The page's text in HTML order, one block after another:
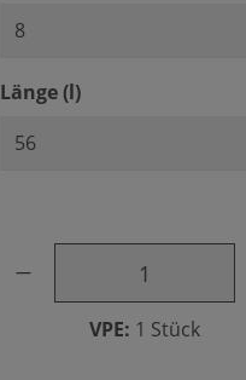
Länge (l)auswählen
Produkt Anzahl: Gib den
VPE: 1 Stück